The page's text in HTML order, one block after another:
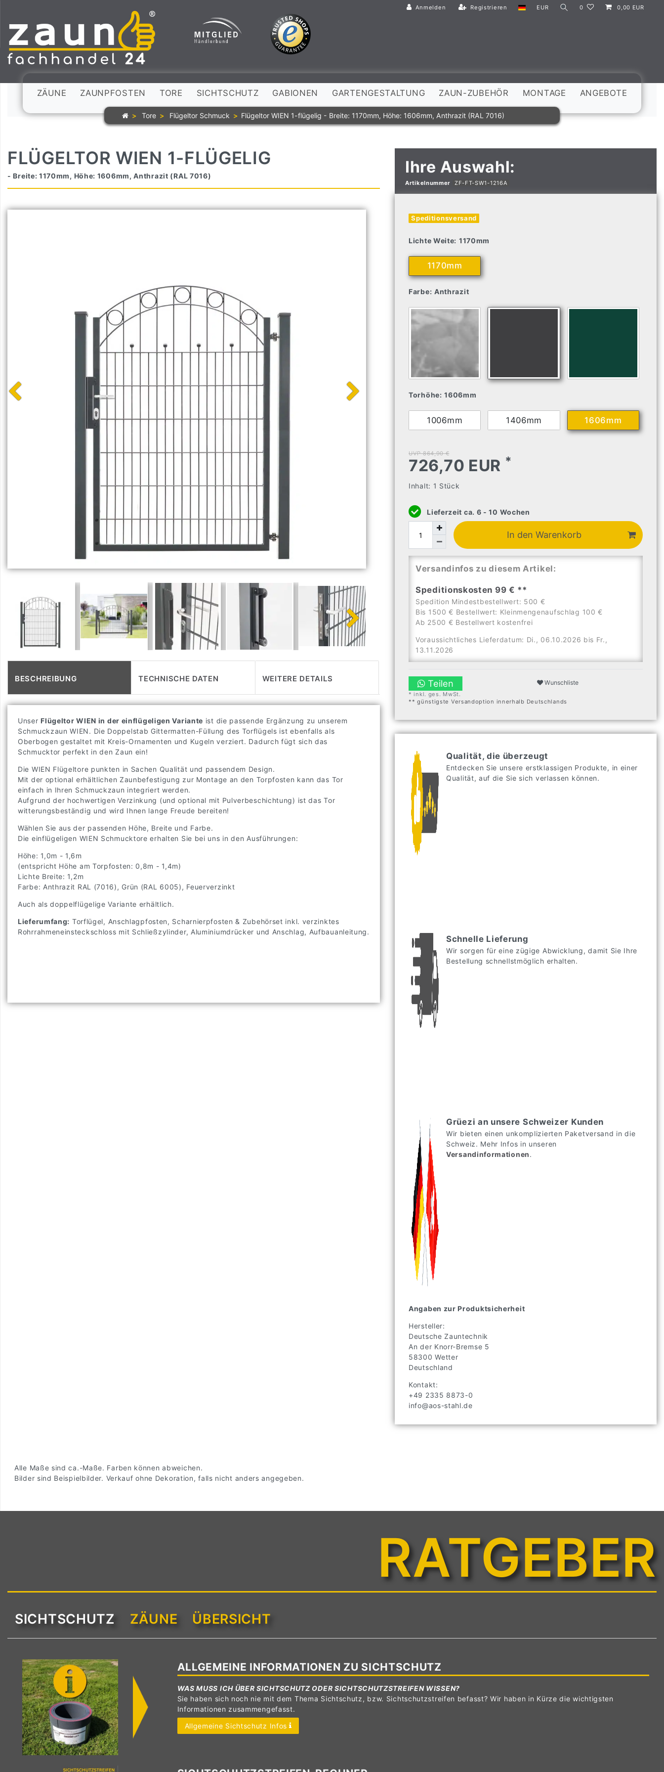
Anmelden Registrieren EUR 0 0,00 EUR
ZÄUNE ZAUNPFOSTEN TORE SICHTSCHUTZ GABIONEN GARTENGESTALTUNG ZAUN-ZUBEHÖR MONTAGE ANGEBOTE
Tore Flügeltor Schmuck Flügeltor WIEN 1-flügelig - Breite: 1170mm, Höhe: 1606mm, Anthrazit (RAL 7016)
FLÜGELTOR WIEN 1-FLÜGELIG
- Breite: 1170mm, Höhe: 1606mm, Anthrazit (RAL 7016)
BESCHREIBUNG TECHNISCHE DATEN WEITERE DETAILS
Unser Flügeltor WIEN in der einflügeligen Variante ist die passende Ergänzung zu unserem
Schmuckzaun WIEN. Die Doppelstab Gittermatten-Füllung des Torflügels ist ebenfalls als
Oberbogen gestaltet mit Kreis-Ornamenten und Kugeln verziert. Dadurch fügt sich das
Schmucktor perfekt in den Zaun ein!
Die WIEN Flügeltore punkten in Sachen Qualität und passendem Design.
Mit der optional erhältlichen Zaunbefestigung zur Montage an den Torpfosten kann das Tor
einfach in Ihren Schmuckzaun integriert werden.
Aufgrund der hochwertigen Verzinkung (und optional mit Pulverbeschichtung) ist das Tor
witterungsbeständig und wird Ihnen lange Freude bereiten!
Wählen Sie aus der passenden Höhe, Breite und Farbe.
Die einflügeligen WIEN Schmucktore erhalten Sie bei uns in den Ausführungen:
Höhe: 1,0m - 1,6m
(entspricht Höhe am Torpfosten: 0,8m - 1,4m)
Lichte Breite: 1,2m
Farbe: Anthrazit RAL (7016), Grün (RAL 6005), Feuerverzinkt
Auch als doppelflügelige Variante erhältlich.
Lieferumfang: Torflügel, Anschlagpfosten, Scharnierpfosten & Zubehörset inkl. verzinktes
Rohrrahmeneinsteckschloss mit Schließzylinder, Aluminiumdrücker und Anschlag, Aufbauanleitung.
Ihre Auswahl:
Artikelnummer ZF-FT-SW1-1216A
Speditionsversand
Lichte Weite: 1170mm
1170mm
Farbe: Anthrazit
Torhöhe: 1606mm
1006mm 1406mm 1606mm
UVP 864,90 €
726,70 EUR *
Inhalt: 1 Stück
Lieferzeit ca. 6 - 10 Wochen
In den Warenkorb
Versandinfos zu diesem Artikel:
Speditionskosten 99 € **
Spedition Mindestbestellwert: 500 €
Bis 1500 € Bestellwert: Kleinmengenaufschlag 100 €
Ab 2500 € Bestellwert kostenfrei
Voraussichtliches Lieferdatum: Di., 06.10.2026 bis Fr.,
13.11.2026
Teilen Wunschliste
* inkl. ges. MwSt.
** günstigste Versandoption innerhalb Deutschlands
Qualität, die überzeugt
Entdecken Sie unsere erstklassigen Produkte, in einer
Qualität, auf die Sie sich verlassen können.
Schnelle Lieferung
Wir sorgen für eine zügige Abwicklung, damit Sie Ihre
Bestellung schnellstmöglich erhalten.
Grüezi an unsere Schweizer Kunden
Wir bieten einen unkomplizierten Paketversand in die
Schweiz. Mehr Infos in unseren
Versandinformationen.
Angaben zur Produktsicherheit
Hersteller:
Deutsche Zauntechnik
An der Knorr-Bremse 5
58300 Wetter
Deutschland
Kontakt:
+49 2335 8873-0
info@aos-stahl.de
Alle Maße sind ca.-Maße. Farben können abweichen.
Bilder sind Beispielbilder. Verkauf ohne Dekoration, falls nicht anders angegeben.
RATGEBER
SICHTSCHUTZ ZÄUNE ÜBERSICHT
ALLGEMEINE INFORMATIONEN ZU SICHTSCHUTZ
WAS MUSS ICH ÜBER SICHTSCHUTZ ODER SICHTSCHUTZSTREIFEN WISSEN?
Sie haben sich noch nie mit dem Thema Sichtschutz, bzw. Sichtschutzstreifen befasst? Wir haben in Kürze die wichtigsten
Informationen zusammengefasst.
Allgemeine Sichtschutz Infos